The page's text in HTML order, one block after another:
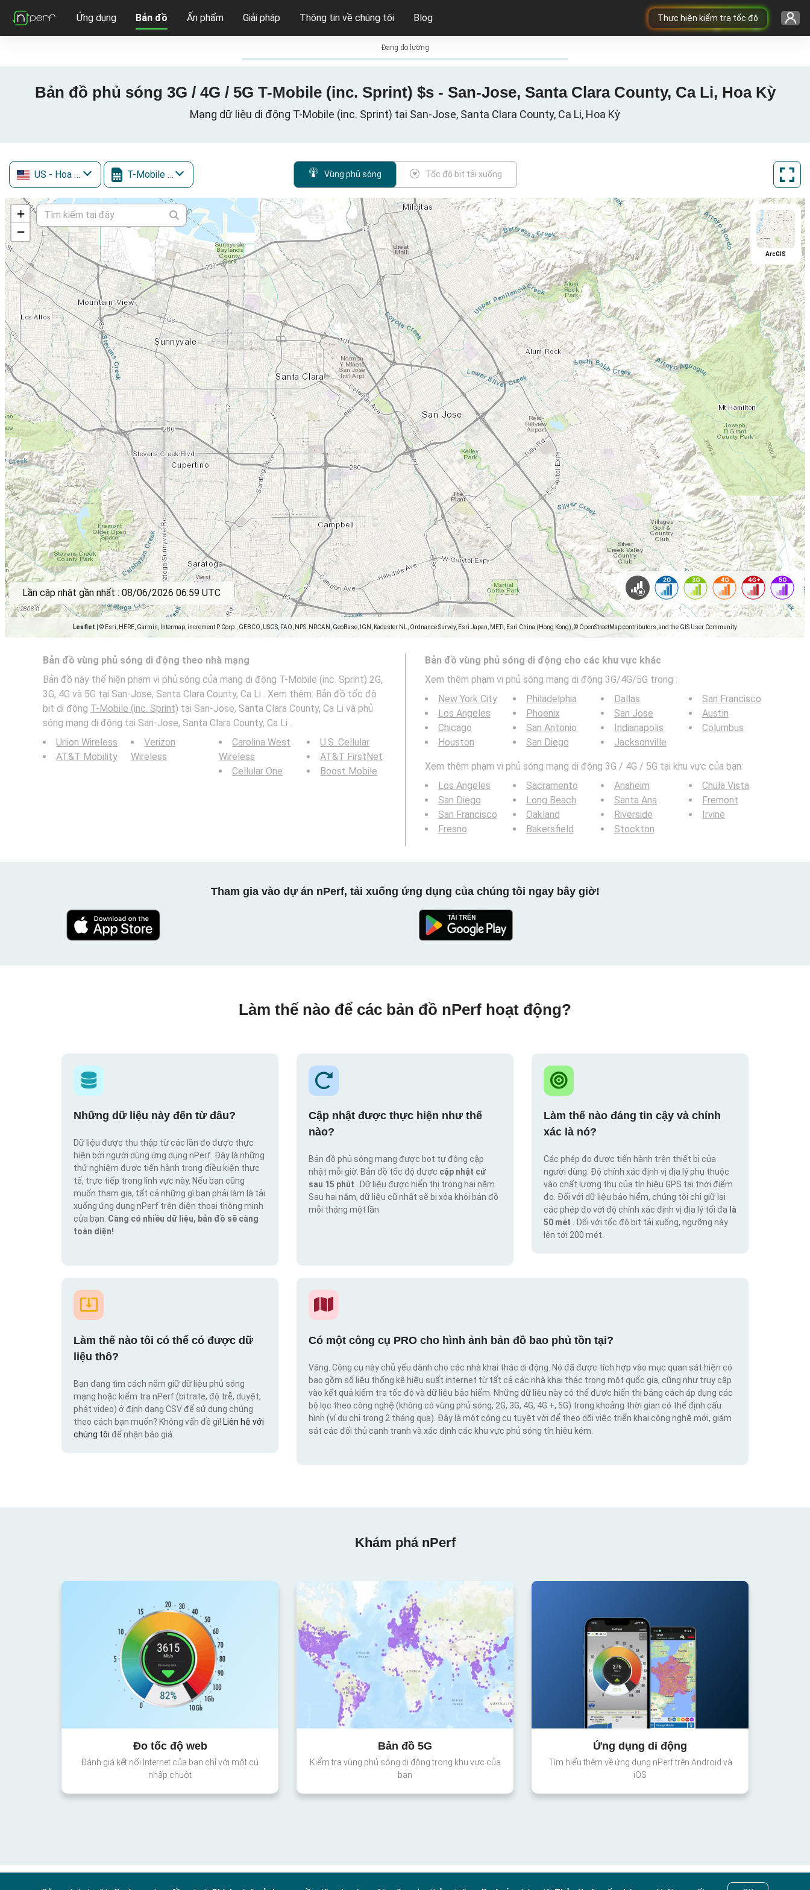
Thực hiện kiểm tra tốc độ
Ứng dụng Bản đồ Ấn phẩm Giải pháp Thông tin về chúng tôi Blog
Đang đo lường
Bản đồ phủ sóng 3G / 4G / 5G T-Mobile (inc. Sprint) $s - San-Jose, Santa Clara County, Ca Li, Hoa Kỳ
Mạng dữ liệu di động T-Mobile (inc. Sprint) tại San-Jose, Santa Clara County, Ca Li, Hoa Kỳ
US - Hoa Kỳ T-Mobile (inc. Sprint) Vùng phủ sóng Tốc độ bit tải xuống
+
−
Leaflet © Esri, HERE, Garmin, Intermap, increment P Corp., GEBCO, USGS, FAO, NPS, NRCAN, GeoBase, IGN, Kadaster NL, Ordnance Survey, Esri Japan, METI, Esri China (Hong Kong), © OpenStreetMap contributors, and the GIS User Community
ArcGIS
Lần cập nhật gần nhất : 08/06/2026 06:59 UTC
Bản đồ vùng phủ sóng di động theo nhà mạng
Bản đồ này thể hiện phạm vi phủ sóng của mạng di động T-Mobile (inc. Sprint) 2G,
3G, 4G và 5G tại San-Jose, Santa Clara County, Ca Li . Xem thêm: Bản đồ tốc độ
bit di động T-Mobile (inc. Sprint) tại San-Jose, Santa Clara County, Ca Li và phủ
sóng mạng di động tại San-Jose, Santa Clara County, Ca Li .
Union Wireless
AT&T Mobility
Verizon
Wireless
Carolina West
Wireless
Cellular One
U.S. Cellular
AT&T FirstNet
Boost Mobile
Bản đồ vùng phủ sóng di động cho các khu vực khác
Xem thêm phạm vi phủ sóng mạng di động 3G/4G/5G trong :
New York City
Los Angeles
Chicago
Houston
Philadelphia
Phoenix
San Antonio
San Diego
Dallas
San Jose
Indianapolis
Jacksonville
San Francisco
Austin
Columbus
Xem thêm phạm vi phủ sóng mạng di động 3G / 4G / 5G tại khu vực của bạn:
Los Angeles
San Diego
San Francisco
Fresno
Sacramento
Long Beach
Oakland
Bakersfield
Anaheim
Santa Ana
Riverside
Stockton
Chula Vista
Fremont
Irvine
Tham gia vào dự án nPerf, tải xuống ứng dụng của chúng tôi ngay bây giờ!
Làm thế nào để các bản đồ nPerf hoạt động?
Những dữ liệu này đến từ đâu?
Dữ liệu được thu thập từ các lần đo được thực
hiện bởi người dùng ứng dụng nPerf. Đây là những
thử nghiệm được tiến hành trong điều kiện thực
tế, trực tiếp trong lĩnh vực này. Nếu bạn cũng
muốn tham gia, tất cả những gì bạn phải làm là tải
xuống ứng dụng nPerf trên điện thoại thông minh
của bạn. Càng có nhiều dữ liệu, bản đồ sẽ càng
toàn diện!
Cập nhật được thực hiện như thế
nào?
Bản đồ phủ sóng mạng được bot tự động cập
nhật mỗi giờ. Bản đồ tốc độ được cập nhật cứ
sau 15 phút
. Dữ liệu được hiển thị trong hai năm.
Sau hai năm, dữ liệu cũ nhất sẽ bị xóa khỏi bản đồ
mỗi tháng một lần.
Làm thế nào đáng tin cậy và chính
xác là nó?
Các phép đo được tiến hành trên thiết bị của
người dùng. Độ chính xác định vị địa lý phụ thuộc
vào chất lượng thu của tín hiệu GPS tại thời điểm
đo. Đối với dữ liệu bảo hiểm, chúng tôi chỉ giữ lại
các phép đo với độ chính xác định vị địa lý tối đa là
50 mét
. Đối với tốc độ bit tải xuống, ngưỡng này
lên tới 200 mét.
Làm thế nào tôi có thể có được dữ
liệu thô?
Bạn đang tìm cách nắm giữ dữ liệu phủ sóng
mạng hoặc kiểm tra nPerf (bitrate, độ trễ, duyệt,
phát video) ở định dạng CSV để sử dụng chúng
theo cách bạn muốn? Không vấn đề gì! Liên hệ với
chúng tôi để nhận báo giá.
Có một công cụ PRO cho hình ảnh bản đồ bao phủ tồn tại?
Vâng. Công cụ này chủ yếu dành cho các nhà khai thác di động. Nó đã được tích hợp vào mục quan sát hiện có
bao gồm số liệu thống kê hiệu suất internet từ tất cả các nhà khai thác trong một quốc gia, cũng như truy cập
vào kết quả kiểm tra tốc độ và dữ liệu bảo hiểm. Những dữ liệu này có thể được hiển thị bằng cách áp dụng các
bộ lọc theo công nghệ (không có vùng phủ sóng, 2G, 3G, 4G, 4G +, 5G) trong khoảng thời gian có thể định cấu
hình (ví dụ chỉ trong 2 tháng qua). Đây là một công cụ tuyệt vời để theo dõi việc triển khai công nghệ mới, giám
sát các đối thủ cạnh tranh và xác định các khu vực phủ sóng tín hiệu kém.
Khám phá nPerf
Đo tốc độ web
Đánh giá kết nối Internet của bạn chỉ với một cú
nhấp chuột
Bản đồ 5G
Kiểm tra vùng phủ sóng di động trong khu vực của
bạn
Ứng dụng di động
Tìm hiểu thêm về ứng dụng nPerf trên Android và
iOS